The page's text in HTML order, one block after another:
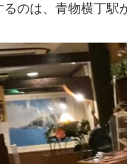
のは、青物横丁駅